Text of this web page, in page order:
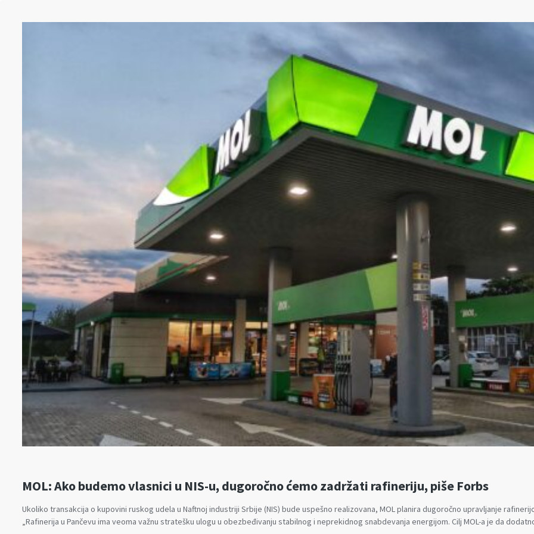
MOL: Ako budemo vlasnici u NIS-u, dugoročno ćemo zadržati rafineriju, piše Forbs
Ukoliko transakcija o kupovini ruskog udela u Naftnoj industriji Srbije (NIS) bude uspešno realizovana, MOL planira dugoročno upravljanje
„Rafinerija u Pančevu ima veoma važnu stratešku ulogu u obezbeđivanju stabilnog i neprekidnog snabdevanja energijom. Cilj MOL-a je da